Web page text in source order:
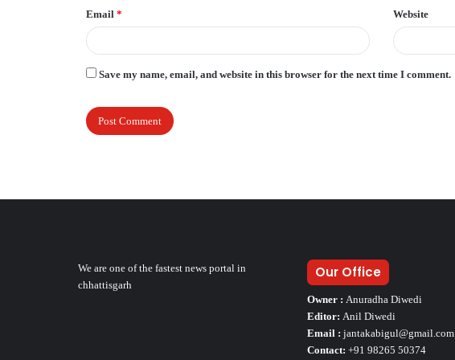
Email * Website
Save my name, email, and website in this browser for the next time I comment.
We are one of the fastest news portal in
chhattisgarh
Our Office
Owner : Anuradha Diwedi
Editor: Anil Diwedi
Email : jantakabigul@gmail.com
Contact: +91 98265 50374